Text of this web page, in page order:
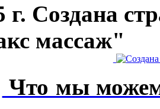
г. Создана
массаж"
Что мы